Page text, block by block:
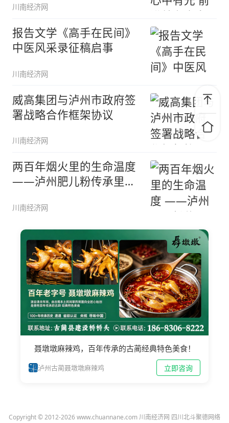
川南经济网
报告文学《高手在民间》
中医风采录征稿启事
川南经济网
威高集团与泸州市政府签
署战略合作框架协议
川南经济网
两百年烟火里的生命温度
——泸州肥儿粉传承里的
川南经济网
聂墩墩麻辣鸡，百年传承的古蔺经典特色美食！
泸州古蔺聂墩墩麻辣鸡 立即咨询
Copyright © 2012-2026 www.chuannane.com 川南经济网 四川北斗聚德网络